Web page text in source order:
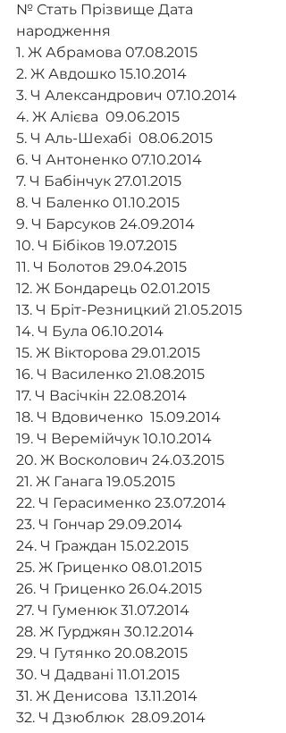
№ Стать Прізвище Дата
народження
1. Ж Абрамова 07.08.2015
2. Ж Авдошко 15.10.2014
3. Ч Александрович 07.10.2014
4. Ж Алієва  09.06.2015
5. Ч Аль-Шехабі  08.06.2015
6. Ч Антоненко 07.10.2014
7. Ч Бабінчук 27.01.2015
8. Ч Баленко 01.10.2015
9. Ч Барсуков 24.09.2014
10. Ч Бібіков 19.07.2015
11. Ч Болотов 29.04.2015
12. Ж Бондарець 02.01.2015
13. Ч Бріт-Резницкий 21.05.2015
14. Ч Була 06.10.2014
15. Ж Вiкторова 29.01.2015
16. Ч Василенко 21.08.2015
17. Ч Васічкін 22.08.2014
18. Ч Вдовиченко  15.09.2014
19. Ч Веремійчук 10.10.2014
20. Ж Восколович 24.03.2015
21. Ж Ганага 19.05.2015
22. Ч Герасименко 23.07.2014
23. Ч Гончар 29.09.2014
24. Ч Граждан 15.02.2015
25. Ж Гриценко 08.01.2015
26. Ч Гриценко 26.04.2015
27. Ч Гуменюк 31.07.2014
28. Ж Гурджян 30.12.2014
29. Ч Гутянко 20.08.2015
30. Ч Дадвані 11.01.2015
31. Ж Денисова  13.11.2014
32. Ч Дзюблюк  28.09.2014